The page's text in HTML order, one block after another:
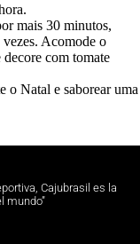
mais 30 minutos,
Acomode o
com tomate
o Natal e saborear uma
Cajubrasil es la
mundo”